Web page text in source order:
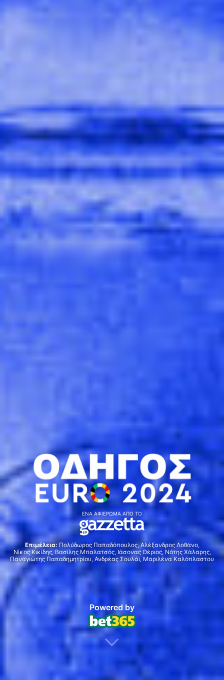
ΕΝΑ ΑΦΙΕΡΩΜΑ ΑΠΟ ΤΟ
Επιμέλεια: Πολύδωρος Παπαδόπουλος, Αλέξανδρος Λοθάνο,
Νίκος Κικίδης, Βασίλης Μπαλατσός, Ιάσονας Θέριος, Νότης Χάλαρης,
Παναγιώτης Παπαδημητρίου, Ανδρέας Σουλάϊ, Μαριλένα Καλόπλαστου
Powered by